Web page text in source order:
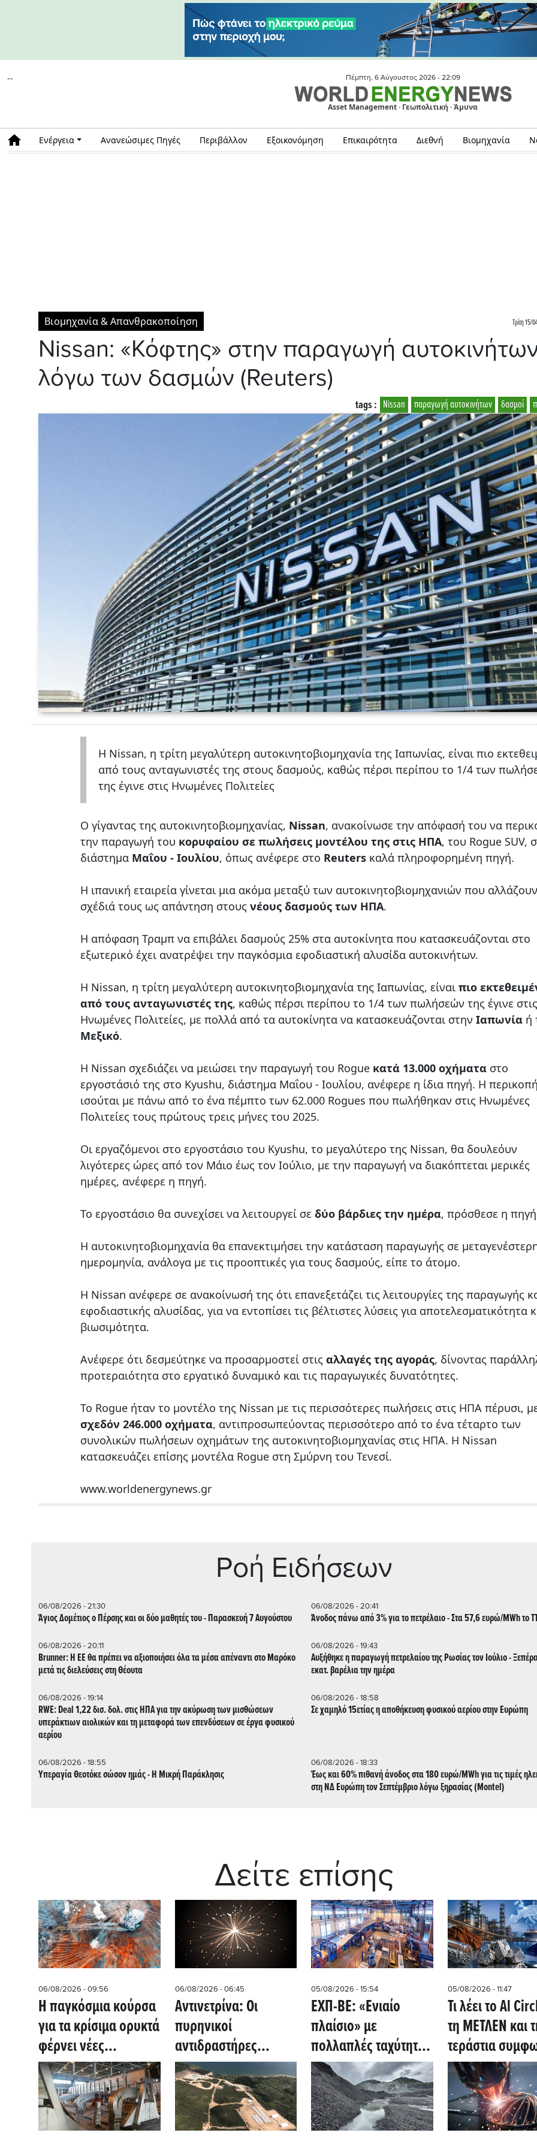
-- Πέμπτη, 6 Αύγουστος 2026 - 22:09
Asset Management · Γεωπολιτική · Άμυνα
Ενέργεια Ανανεώσιμες Πηγές Περιβάλλον Εξοικονόμηση Επικαιρότητα Διεθνή Βιομηχανία
Βιομηχανία & Απανθρακοποίηση Τρίτη 15/
Nissan: «Κόφτης» στην παραγωγή
λόγω των δασμών (Reuters)
δασμοί
παραγωγή αυτοκινήτων
Nissan
tags :
Η Nissan, η τρίτη μεγαλύτερη αυτοκινητοβιομηχανία της Ιαπωνίας, είναι πιο
από τους ανταγωνιστές της στους δασμούς, καθώς πέρσι περίπου το 1/4 των
της έγινε στις Ηνωμένες Πολιτείες
Ο γίγαντας της αυτοκινητοβιομηχανίας, Nissan, ανακοίνωσε την απόφασή του να
την παραγωγή του κορυφαίου σε πωλήσεις μοντέλου της στις ΗΠΑ, του Rogue SUV,
διάστημα Μαΐου - Ιουλίου, όπως ανέφερε στο Reuters καλά πληροφορημένη πηγή.
Η ιπανική εταιρεία γίνεται μια ακόμα μεταξύ των αυτοκινητοβιομηχανιών που
σχέδιά τους ως απάντηση στους νέους δασμούς των ΗΠΑ.
Η απόφαση Τραμπ να επιβάλει δασμούς 25% στα αυτοκίνητα που κατασκευάζονται στο
εξωτερικό έχει ανατρέψει την παγκόσμια εφοδιαστική αλυσίδα αυτοκινήτων.
Η Nissan, η τρίτη μεγαλύτερη αυτοκινητοβιομηχανία της Ιαπωνίας, είναι πιο
από τους ανταγωνιστές της, καθώς πέρσι περίπου το 1/4 των πωλήσεών της έγινε στις
Ηνωμένες Πολιτείες, με πολλά από τα αυτοκίνητα να κατασκευάζονται στην Ιαπωνία ή
Μεξικό.
Η Nissan σχεδιάζει να μειώσει την παραγωγή του Rogue κατά 13.000 οχήματα στο
εργοστάσιό της στο Kyushu, διάστημα Μαΐου - Ιουλίου, ανέφερε η ίδια πηγή. Η
ισούται με πάνω από το ένα πέμπτο των 62.000 Rogues που πωλήθηκαν στις Ηνωμένες
Πολιτείες τους πρώτους τρεις μήνες του 2025.
Οι εργαζόμενοι στο εργοστάσιο του Kyushu, το μεγαλύτερο της Nissan, θα δουλεόυν
λιγότερες ώρες από τον Μάιο έως τον Ιούλιο, με την παραγωγή να διακόπτεται μερικές
ημέρες, ανέφερε η πηγή.
Το εργοστάσιο θα συνεχίσει να λειτουργεί σε δύο βάρδιες την ημέρα, πρόσθεσε η
Η αυτοκινητοβιομηχανία θα επανεκτιμήσει την κατάσταση παραγωγής σε
ημερομηνία, ανάλογα με τις προοπτικές για τους δασμούς, είπε το άτομο.
Η Nissan ανέφερε σε ανακοίνωσή της ότι επανεξετάζει τις λειτουργίες της παραγωγής
εφοδιαστικής αλυσίδας, για να εντοπίσει τις βέλτιστες λύσεις για αποτελεσματικότητα
βιωσιμότητα.
Ανέφερε ότι δεσμεύτηκε να προσαρμοστεί στις αλλαγές της αγοράς, δίνοντας
προτεραιότητα στο εργατικό δυναμικό και τις παραγωγικές δυνατότητες.
Το Rogue ήταν το μοντέλο της Nissan με τις περισσότερες πωλήσεις στις ΗΠΑ πέρυσι,
σχεδόν 246.000 οχήματα, αντιπροσωπεύοντας περισσότερο από το ένα τέταρτο των
συνολικών πωλήσεων οχημάτων της αυτοκινητοβιομηχανίας στις ΗΠΑ. Η Nissan
κατασκευάζει επίσης μοντέλα Rogue στη Σμύρνη του Τενεσί.
www.worldenergynews.gr
Ρoή Ειδήσεων
06/08/2026 - 21:30
Άγιος Δομέτιος ο Πέρσης και οι δύο μαθητές του - Παρασκευή 7 Αυγούστου
06/08/2026 - 20:41
Άνοδος πάνω από 3% για το πετρέλαιο - Στα 57,6 ευρώ/MWh το
06/08/2026 - 20:11
Brunner: Η ΕΕ θα πρέπει να αξιοποιήσει όλα τα μέσα απέναντι στο Μαρόκο
μετά τις διελεύσεις στη Θέουτα
06/08/2026 - 19:43
Αυξήθηκε η παραγωγή πετρελαίου της Ρωσίας τον Ιούλιο -
εκατ. βαρέλια την ημέρα
06/08/2026 - 19:14
RWE: Deal 1,22 δισ. δολ. στις ΗΠΑ για την ακύρωση των μισθώσεων
υπεράκτιων αιολικών και τη μεταφορά των επενδύσεων σε έργα φυσικού
αερίου
06/08/2026 - 18:58
Σε χαμηλό 15ετίας η αποθήκευση φυσικού αερίου στην Ευρώπη
06/08/2026 - 18:55
Υπεραγία Θεοτόκε σώσον ημάς - Η Μικρή Παράκλησις
06/08/2026 - 18:33
Έως και 60% πιθανή άνοδος στα 180 ευρώ/MWh για τις τιμές
στη ΝΔ Ευρώπη τον Σεπτέμβριο λόγω ξηρασίας (Montel)
Δείτε επίσης
06/08/2026 - 09:56
Η παγκόσμια κούρσα
για τα κρίσιμα ορυκτά
φέρνει νέες
επενδύσεις στο
Μαλάουι
06/08/2026 - 06:45
Αντινετρίνα: Οι
πυρηνικοί
αντιδραστήρες
συνεχίζουν να
«μιλούν» μετά το
κλείσιμό τους
05/08/2026 - 15:54
ΕΧΠ-ΒΕ: «Ενιαίο
πλαίσιο» με
πολλαπλές ταχύτητες
- Η μάχη για το άρθρο
10.3.ε
05/08/2026 - 11:47
Τι λέει το Al
τη ΜΕΤΛΕΝ και
τεράστια
προμήθειας
στις ΗΠΑ